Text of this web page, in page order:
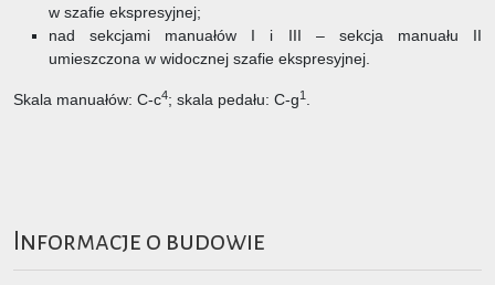
w szafie ekspresyjnej;
nad sekcjami manuałów I i III – sekcja manuału II
umieszczona w widocznej szafie ekspresyjnej.
Skala manuałów: C-c4; skala pedału: C-g1
Informacje o budowie